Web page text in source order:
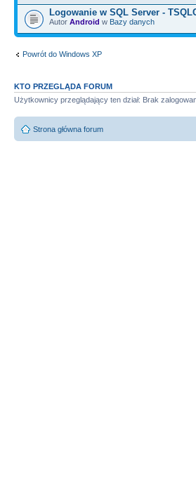
Logowanie w SQL Server -
Autor Android w Bazy danych
Powrót do Windows XP
KTO PRZEGLĄDA FORUM
Użytkownicy przeglądający ten dział: Brak
Strona główna forum